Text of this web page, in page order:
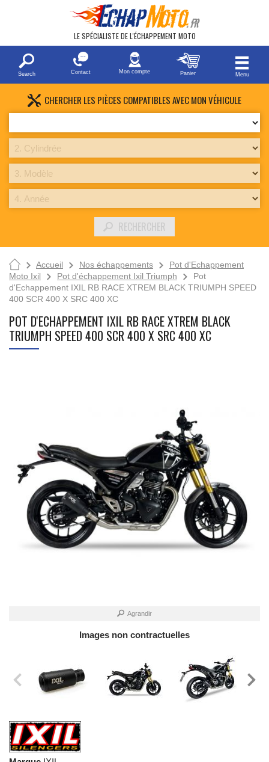
LE SPÉCIALISTE DE L'ÉCHAPPEMENT MOTO
Search Contact Mon compte Panier Menu
CHERCHER LES PIÈCES COMPATIBLES AVEC MON VÉHICULE
RECHERCHER
Accueil Nos échappements
Pot d'Echappement
Moto Ixil
Pot d'échappement Ixil Triumph
Pot
d'Echappement IXIL RB RACE XTREM BLACK TRIUMPH SPEED
400 SCR 400 X SRC 400 XC
POT D'ECHAPPEMENT IXIL RB RACE XTREM BLACK
TRIUMPH SPEED 400 SCR 400 X SRC 400 XC
Agrandir
Images non contractuelles